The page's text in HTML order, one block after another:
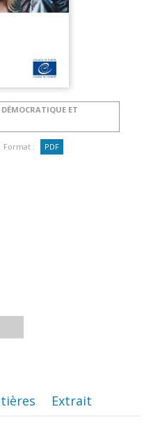
ET
Format : PDF
Extrait